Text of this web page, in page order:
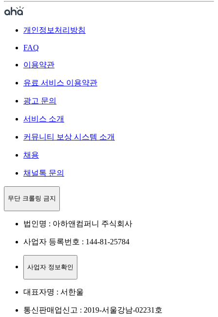
개인정보처리방침
FAQ
이용약관
유료 서비스 이용약관
광고 문의
서비스 소개
커뮤니티 보상 시스템 소개
채용
채널톡 문의
무단 크롤링 금지
법인명 : 아하앤컴퍼니 주식회사
사업자 등록번호 : 144-81-25784
사업자 정보확인
대표자명 : 서한울
통신판매업신고 : 2019-서울강남-02231호